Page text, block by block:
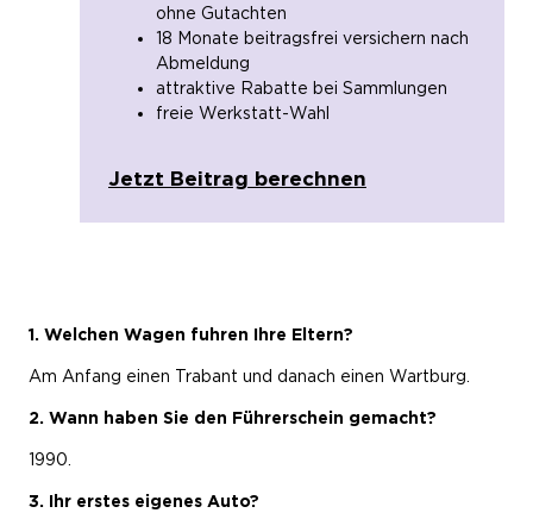
ohne Gutachten
18 Monate beitragsfrei versichern nach
Abmeldung
attraktive Rabatte bei Sammlungen
freie Werkstatt-Wahl
Jetzt Beitrag berechnen
1. Welchen Wagen fuhren Ihre Eltern?
Am Anfang einen Trabant und danach einen Wartburg.
2. Wann haben Sie den Führerschein gemacht?
1990.
3. Ihr erstes eigenes Auto?